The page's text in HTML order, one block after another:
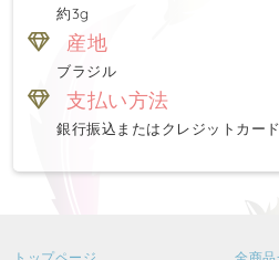
約3g
産地
ブラジル
支払い方法
銀行振込またはクレジットカー